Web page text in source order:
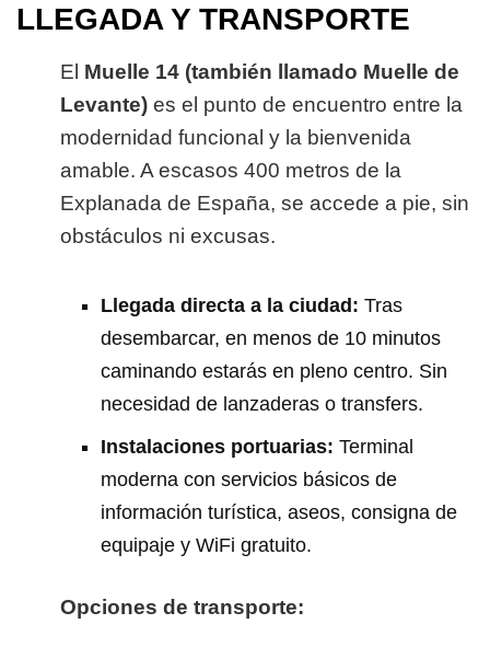
LLEGADA Y TRANSPORTE
El Muelle 14 (también llamado Muelle de
Levante) es el punto de encuentro entre la
modernidad funcional y la bienvenida
amable. A escasos 400 metros de la
Explanada de España, se accede a pie, sin
obstáculos ni excusas.
Llegada directa a la ciudad: Tras
desembarcar, en menos de 10 minutos
caminando estarás en pleno centro. Sin
necesidad de lanzaderas o transfers.
Instalaciones portuarias: Terminal
moderna con servicios básicos de
información turística, aseos, consigna de
equipaje y WiFi gratuito.
Opciones de transporte: